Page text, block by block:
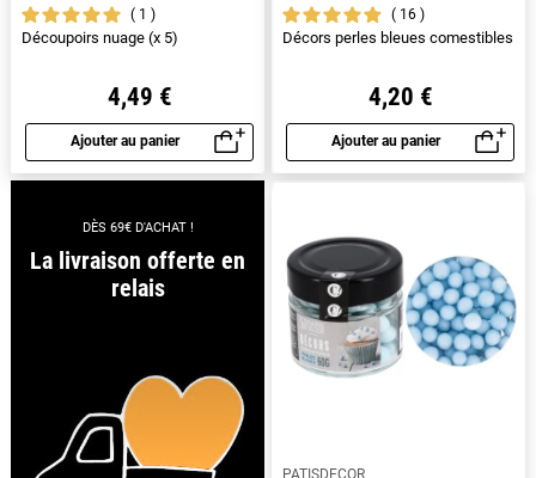
1
Découpoirs nuage (x 5)
4,49 €
Ajouter au panier
Aperçu rapide
16
Décors perles bleues comestibles
4,20 €
Ajouter au panier
Aperçu rapide
DÈS 69€ D'ACHAT !
La livraison offerte en
relais
PATISDECOR